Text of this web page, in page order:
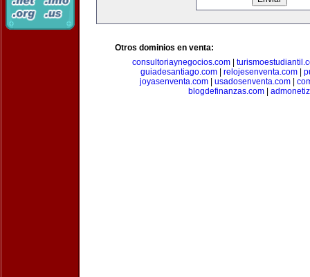
Otros dominios en venta:
consultoriaynegocios.com
guiadesantiago.com| relojesenventa.com|
joyasenventa.com
usadosenventa.com
blogdefinanzas.com|